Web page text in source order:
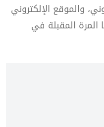
والموقع الإلكتروني
المقبلة في